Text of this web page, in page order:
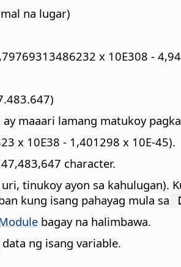
na lugar)
x 10E308 -
maaari lamang matukoy
x 10E38 - 1,401298 x 10E-45).
character.
tinukoy ayon sa kahulugan).
kung isang pahayag mula sa
bagay na halimbawa.
ng isang variable.